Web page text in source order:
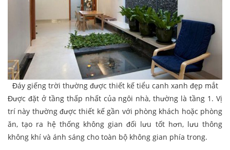
Đáy giếng trời thường được thiết kế tiểu canh xanh đẹp mắt
Được đặt ở tầng thấp nhất của ngôi nhà, thường là tầng 1. Vị
trí này thường được thiết kế gần với phòng khách hoặc phòng
ăn, tạo ra hệ thống không gian đối lưu tốt hơn, lưu thông
không khí và ánh sáng cho toàn bộ không gian phía trong.